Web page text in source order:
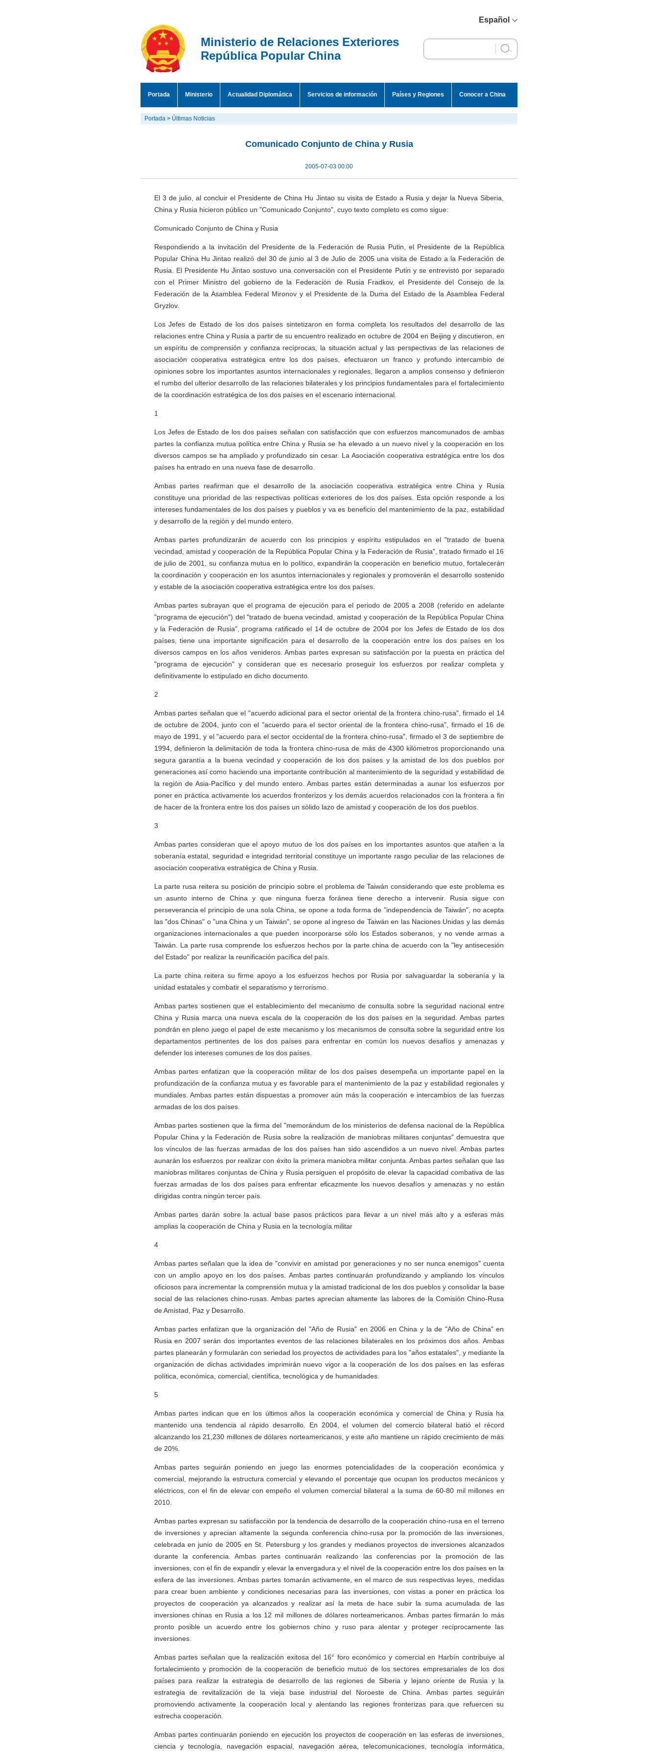
Español
English
Ministerio de Relaciones Exteriores
República Popular China
Portada Ministerio Actualidad Diplomática Servicios de información Países y Regiones Conocer a China
Portada > Últimas Noticias
Comunicado Conjunto de China y Rusia
2005-07-03 00:00
El 3 de julio, al concluir el Presidente de China Hu Jintao su visita de Estado a Rusia y dejar la Nueva Siberia,
China y Rusia hicieron público un "Comunicado Conjunto", cuyo texto completo es como sigue:
Comunicado Conjunto de China y Rusia
Respondiendo a la invitación del Presidente de la Federación de Rusia Putin, el Presidente de la República
Popular China Hu Jintao realizó del 30 de junio al 3 de Julio de 2005 una visita de Estado a la Federación de
Rusia. El Presidente Hu Jintao sostuvo una conversación con el Presidente Putin y se entrevistó por separado
con el Primer Ministro del gobierno de la Federación de Rusia Fradkov, el Presidente del Consejo de la
Federación de la Asamblea Federal Mironov y el Presidente de la Duma del Estado de la Asamblea Federal
Gryzlov.
Los Jefes de Estado de los dos países sintetizaron en forma completa los resultados del desarrollo de las
relaciones entre China y Rusia a partir de su encuentro realizado en octubre de 2004 en Beijing y discutieron, en
un espíritu de comprensión y confianza recíprocas, la situación actual y las perspectivas de las relaciones de
asociación cooperativa estratégica entre los dos países, efectuaron un franco y profundo intercambio de
opiniones sobre los importantes asuntos internacionales y regionales, llegaron a amplios consenso y definieron
el rumbo del ulterior desarrollo de las relaciones bilaterales y los principios fundamentales para el fortalecimiento
de la coordinación estratégica de los dos países en el escenario internacional.
1
Los Jefes de Estado de los dos países señalan con satisfacción que con esfuerzos mancomunados de ambas
partes la confianza mutua política entre China y Rusia se ha elevado a un nuevo nivel y la cooperación en los
diversos campos se ha ampliado y profundizado sin cesar. La Asociación cooperativa estratégica entre los dos
países ha entrado en una nueva fase de desarrollo.
Ambas partes reafirman que el desarrollo de la asociación cooperativa estratégica entre China y Rusia
constituye una prioridad de las respectivas políticas exteriores de los dos países. Esta opción responde a los
intereses fundamentales de los dos países y pueblos y va es beneficio del mantenimiento de la paz, estabilidad
y desarrollo de la región y del mundo entero.
Ambas partes profundizarán de acuerdo con los principios y espíritu estipulados en el "tratado de buena
vecindad, amistad y cooperación de la República Popular China y la Federación de Rusia", tratado firmado el 16
de julio de 2001, su confianza mutua en lo político, expandirán la cooperación en beneficio mutuo, fortalecerán
la coordinación y cooperación en los asuntos internacionales y regionales y promoverán el desarrollo sostenido
y estable de la asociación cooperativa estratégica entre los dos países.
Ambas partes subrayan que el programa de ejecución para el periodo de 2005 a 2008 (referido en adelante
"programa de ejecución") del "tratado de buena vecindad, amistad y cooperación de la República Popular China
y la Federación de Rusia", programa ratificado el 14 de octubre de 2004 por los Jefes de Estado de los dos
países, tiene una importante significación para el desarrollo de la cooperación entre los dos países en los
diversos campos en los años venideros. Ambas partes expresan su satisfacción por la puesta en práctica del
"programa de ejecución" y consideran que es necesario proseguir los esfuerzos por realizar completa y
definitivamente lo estipulado en dicho documento.
2
Ambas partes señalan que el "acuerdo adicional para el sector oriental de la frontera chino-rusa", firmado el 14
de octubre de 2004, junto con el "acuerdo para el sector oriental de la frontera chino-rusa", firmado el 16 de
mayo de 1991, y el "acuerdo para el sector occidental de la frontera chino-rusa", firmado el 3 de septiembre de
1994, definieron la delimitación de toda la frontera chino-rusa de más de 4300 kilómetros proporcionando una
segura garantía a la buena vecindad y cooperación de los dos países y la amistad de los dos pueblos por
generaciones así como haciendo una importante contribución al mantenimiento de la seguridad y estabilidad de
la región de Asia-Pacífico y del mundo entero. Ambas partes están determinadas a aunar los esfuerzos por
poner en práctica activamente los acuerdos fronterizos y los demás acuerdos relacionados con la frontera a fin
de hacer de la frontera entre los dos países un sólido lazo de amistad y cooperación de los dos pueblos.
3
Ambas partes consideran que el apoyo mutuo de los dos países en los importantes asuntos que atañen a la
soberanía estatal, seguridad e integridad territorial constituye un importante rasgo peculiar de las relaciones de
asociación cooperativa estratégica de China y Rusia.
La parte rusa reitera su posición de principio sobre el problema de Taiwán considerando que este problema es
un asunto interno de China y que ninguna fuerza foránea tiene derecho a intervenir. Rusia sigue con
perseverancia el principio de una sola China, se opone a toda forma de "independencia de Taiwán", no acepta
las "dos Chinas" o "una China y un Taiwán", se opone al ingreso de Taiwán en las Naciones Unidas y las demás
organizaciones internacionales a que pueden incorporarse sólo los Estados soberanos, y no vende armas a
Taiwán. La parte rusa comprende los esfuerzos hechos por la parte china de acuerdo con la "ley antisecesión
del Estado" por realizar la reunificación pacífica del país.
La parte china reitera su firme apoyo a los esfuerzos hechos por Rusia por salvaguardar la soberanía y la
unidad estatales y combatir el separatismo y terrorismo.
Ambas partes sostienen que el establecimiento del mecanismo de consulta sobre la seguridad nacional entre
China y Rusia marca una nueva escala de la cooperación de los dos países en la seguridad. Ambas partes
pondrán en pleno juego el papel de este mecanismo y los mecanismos de consulta sobre la seguridad entre los
departamentos pertinentes de los dos países para enfrentar en común los nuevos desafíos y amenazas y
defender los intereses comunes de los dos países.
Ambas partes enfatizan que la cooperación militar de los dos países desempeña un importante papel en la
profundización de la confianza mutua y es favorable para el mantenimiento de la paz y estabilidad regionales y
mundiales. Ambas partes están dispuestas a promover aún más la cooperación e intercambios de las fuerzas
armadas de los dos países.
Ambas partes sostienen que la firma del "memorándum de los ministerios de defensa nacional de la República
Popular China y la Federación de Rusia sobre la realización de maniobras militares conjuntas" demuestra que
los vínculos de las fuerzas armadas de los dos países han sido ascendidos a un nuevo nivel. Ambas partes
aunarán los esfuerzos por realizar con éxito la primera maniobra militar conjunta. Ambas partes señalan que las
maniobras militares conjuntas de China y Rusia persiguen el propósito de elevar la capacidad combativa de las
fuerzas armadas de los dos países para enfrentar eficazmente los nuevos desafíos y amenazas y no están
dirigidas contra ningún tercer país.
Ambas partes darán sobre la actual base pasos prácticos para llevar a un nivel más alto y a esferas más
amplias la cooperación de China y Rusia en la tecnología militar
4
Ambas partes señalan que la idea de "convivir en amistad por generaciones y no ser nunca enemigos" cuenta
con un amplio apoyo en los dos países. Ambas partes continuarán profundizando y ampliando los vínculos
oficiosos para incrementar la comprensión mutua y la amistad tradicional de los dos pueblos y consolidar la base
social de las relaciones chino-rusas. Ambas partes aprecian altamente las labores de la Comisión Chino-Rusa
de Amistad, Paz y Desarrollo.
Ambas partes enfatizan que la organización del "Año de Rusia" en 2006 en China y la de "Año de China" en
Rusia en 2007 serán dos importantes eventos de las relaciones bilaterales en los próximos dos años. Ambas
partes planearán y formularán con seriedad los proyectos de actividades para los "años estatales", y mediante la
organización de dichas actividades imprimirán nuevo vigor a la cooperación de los dos países en las esferas
política, económica, comercial, científica, tecnológica y de humanidades.
5
Ambas partes indican que en los últimos años la cooperación económica y comercial de China y Rusia ha
mantenido una tendencia al rápido desarrollo. En 2004, el volumen del comercio bilateral batió el récord
alcanzando los 21,230 millones de dólares norteamericanos, y este año mantiene un rápido crecimiento de más
de 20%.
Ambas partes seguirán poniendo en juego las enormes potencialidades de la cooperación económica y
comercial, mejorando la estructura comercial y elevando el porcentaje que ocupan los productos mecánicos y
eléctricos, con el fin de elevar con empeño el volumen comercial bilateral a la suma de 60-80 mil millones en
2010.
Ambas partes expresan su satisfacción por la tendencia de desarrollo de la cooperación chino-rusa en el terreno
de inversiones y aprecian altamente la segunda conferencia chino-rusa por la promoción de las inversiones,
celebrada en junio de 2005 en St. Petersburg y los grandes y medianos proyectos de inversiones alcanzados
durante la conferencia. Ambas partes continuarán realizando las conferencias por la promoción de las
inversiones, con el fin de expandir y elevar la envergadura y el nivel de la cooperación entre los dos países en la
esfera de las inversiones. Ambas partes tomarán activamente, en el marco de sus respectivas leyes, medidas
para crear buen ambiente y condiciones necesarias para las inversiones, con vistas a poner en práctica los
proyectos de cooperación ya alcanzados y realizar así la meta de hace subir la suma acumulada de las
inversiones chinas en Rusia a los 12 mil millones de dólares norteamericanos. Ambas partes firmarán lo más
pronto posible un acuerdo entre los gobiernos chino y ruso para alentar y proteger recíprocamente las
inversiones.
Ambas partes señalan que la realización exitosa del 16° foro económico y comercial en Harbín contribuiye al
fortalecimiento y promoción de la cooperación de beneficio mutuo de los sectores empresariales de los dos
países para realizar la estrategia de desarrollo de las regiones de Siberia y lejano oriente de Rusia y la
estrategia de revitalización de la vieja base industrial del Noroeste de China. Ambas partes seguirán
promoviendo activamente la cooperación local y alentando las regiones fronterizas para que refuercen su
estrecha cooperación.
Ambas partes continuarán poniendo en ejecución los proyectos de cooperación en las esferas de inversiones,
ciencia y tecnología, navegación espacial, navegación aérea, telecomunicaciones, tecnología informática,